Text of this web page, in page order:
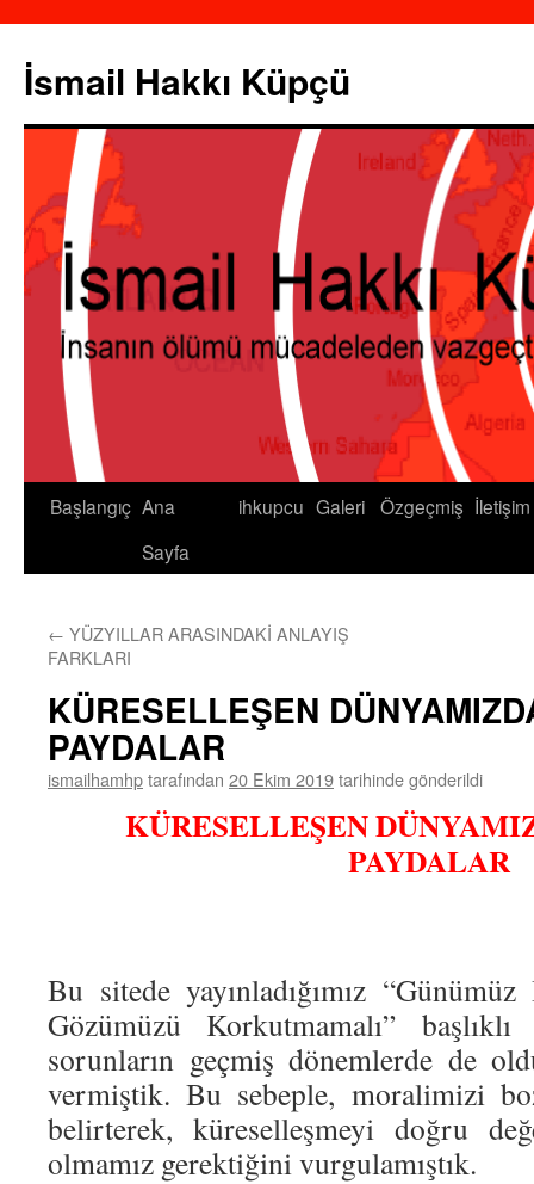
İsmail Hakkı Küpçü
Başlangıç Ana
Sayfa
ihkupcu Galeri Özgeçmiş İletişim
← YÜZYILLAR ARASINDAKİ ANLAYIŞ
FARKLARI
KÜRESELLEŞEN
PAYDALAR
ismailhamhptarafından 20 Ekim 2019tarihinde gönderildi
KÜRESELLEŞEN
PAYDALAR
Bu sitede yayınladığımız “Günümüz
Gözümüzü Korkutmamalı”
sorunların geçmiş dönemlerde de
vermiştik. Bu sebeple, moralimizi
belirterek, küreselleşmeyi doğru
olmamız gerektiğini vurgulamıştık.